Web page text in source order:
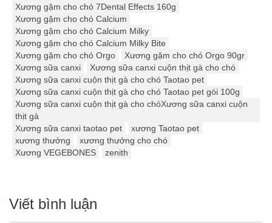
Xương gặm cho chó 7Dental Effects 160g
Xương gặm cho chó Calcium
Xương gặm cho chó Calcium Milky
Xương gặm cho chó Calcium Milky Bite
Xương gặm cho chó Orgo
Xương gặm cho chó Orgo 90gr
Xương sữa canxi
Xương sữa canxi cuộn thịt gà cho chó
Xương sữa canxi cuộn thịt gà cho chó Taotao pet
Xương sữa canxi cuộn thịt gà cho chó Taotao pet gói 100g
Xương sữa canxi cuộn thịt gà cho chóXương sữa canxi cuộn
thịt gà
Xương sữa canxi taotao pet
xương Taotao pet
xương thưởng
xương thưởng cho chó
Xương VEGEBONES
zenith
Viết bình luận